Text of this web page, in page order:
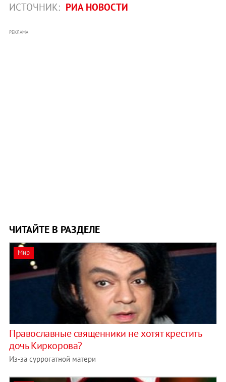
ИСТОЧНИК: РИА НОВОСТИ
РЕКЛАМА
ЧИТАЙТЕ В РАЗДЕЛЕ
Мир
Православные священники не хотят крестить
дочь Киркорова?
Из-за суррогатной матери